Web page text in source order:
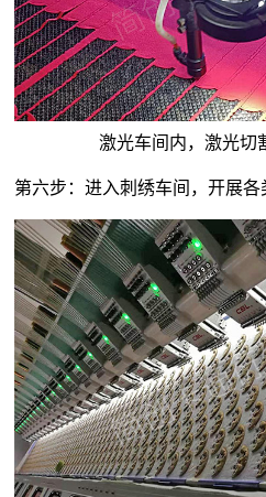
激光车间内，激光切
第六步：进入刺绣车间，开展各